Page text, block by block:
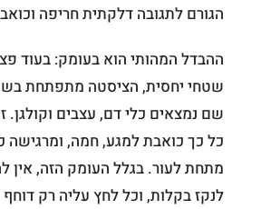
הגורם לתגובה דלקתית חריפה
ההבדל המהותי הוא בעומק: בעוד
שטחי יחסית, הציסטה מתפתחת
שם נמצאים כלי דם, עצבים וקולגן.
כל כך כואבת למגע, חמה, ומרגישה
מתחת לעור. בגלל העומק הזה, אין
לנקז בקלות, וכל לחץ עליה רק